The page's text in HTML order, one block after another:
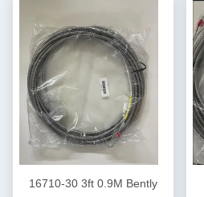
16710-30 3ft 0.9M Bently